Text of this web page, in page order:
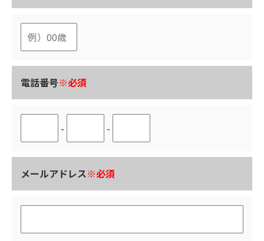
電話番号※必須
- -
メールアドレス※必須